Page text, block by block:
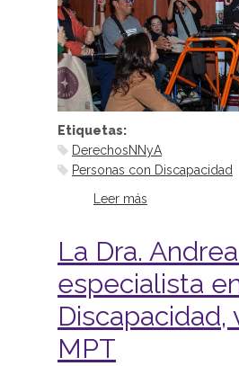
Etiquetas:
DerechosNNyA
Personas con Discapacidad
Leer más
La Dra.
especialista
Discapacidad,
MPT